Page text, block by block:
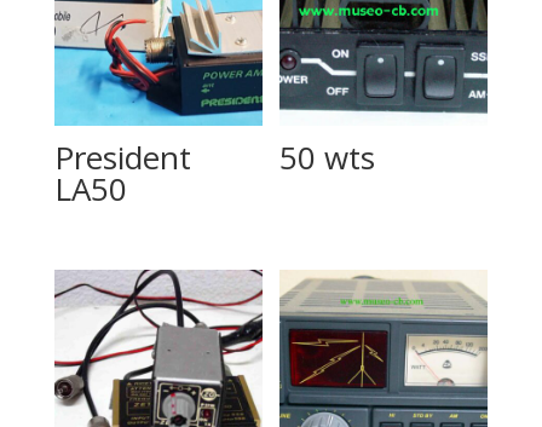
President
LA50
50 wts